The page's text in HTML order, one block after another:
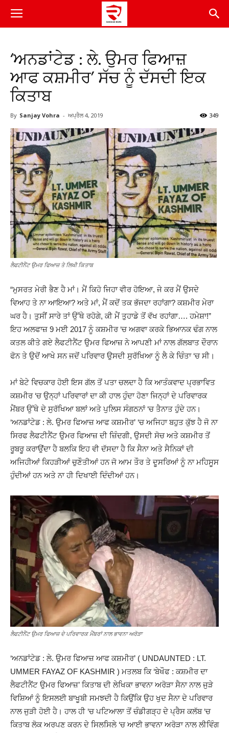
‘ਅਨਡਾਂਟੇਡ : ਲੇ. ਉਮਰ ਫਿਆਜ਼
ਆਫ ਕਸ਼ਮੀਰ’ ਸੱਚ ਨੂੰ ਦੱਸਦੀ ਇਕ
ਕਿਤਾਬ
By Sanjay Vohra - ਅਪ੍ਰੈਲ 4, 2019 349
ਲੈਫਟੀਨੈਂਟ ਉਮਰ ਫਿਆਜ਼ ਤੇ ਲਿਖੀ ਕਿਤਾਬ
“ਮੁਸਰਤ ਮੇਰੀ ਭੈਣ ਹੈ ਮਾਂ। ਮੈਂ ਕਿਹੋ ਜਿਹਾ ਵੀਰ ਹੋਇਆ, ਜੇ ਕਰ ਮੈਂ ਉਸਦੇ
ਵਿਆਹ ਤੇ ਨਾ ਆਇਆ? ਅਤੇ ਮਾਂ, ਮੈਂ ਕਦੋਂ ਤਕ ਭੱਜਦਾ ਰਹਾਂਗਾ? ਕਸ਼ਮੀਰ ਮੇਰਾ
ਘਰ ਹੈ। ਤੁਸੀਂ ਸਾਰੇ ਤਾਂ ਉੱਥੇ ਰਹੋਗੇ, ਕੀ ਮੈਂ ਤੁਹਾਡੇ ਤੋਂ ਵੱਖ ਰਹਾਂਗਾ…. ਹਮੇਸ਼ਾ!”
ਇਹ ਅਲਫਾਜ਼ 9 ਮਈ 2017 ਨੂੰ ਕਸ਼ਮੀਰ ‘ਚ ਅਗਵਾ ਕਰਕੇ ਭਿਆਨਕ ਢੰਗ ਨਾਲ
ਕਤਲ ਕੀਤੇ ਗਏ ਲੈਫਟੀਨੈਂਟ ਉਮਰ ਫਿਆਜ਼ ਨੇ ਆਪਣੀ ਮਾਂ ਨਾਲ ਗੱਲਬਾਤ ਦੌਰਾਨ
ਫੋਨ ਤੇ ਉਦੋਂ ਆਖੇ ਸਨ ਜਦੋਂ ਪਰਿਵਾਰ ਉਸਦੀ ਸੁਰੱਖਿਆ ਨੂੰ ਲੈ ਕੇ ਚਿੰਤਾ ‘ਚ ਸੀ।
ਮਾਂ ਬੇਟੇ ਵਿਚਕਾਰ ਹੋਈ ਇਸ ਗੱਲ ਤੋਂ ਪਤਾ ਚਲਦਾ ਹੈ ਕਿ ਆਤੰਕਵਾਦ ਪ੍ਰਭਾਵਿਤ
ਕਸ਼ਮੀਰ ‘ਚ ਉਨ੍ਹਾਂ ਪਰਿਵਾਰਾਂ ਦਾ ਕੀ ਹਾਲ ਹੁੰਦਾ ਹੋਣਾ ਜਿਨ੍ਹਾਂ ਦੇ ਪਰਿਵਾਰਕ
ਮੈਂਬਰ ਉੱਥੇ ਦੇ ਸੁਰੱਖਿਆ ਬਲਾਂ ਅਤੇ ਪੁਲਿਸ ਸੰਗਠਨਾਂ ‘ਚ ਤੈਨਾਤ ਹੁੰਦੇ ਹਨ।
‘ਅਨਡਾਂਟੇਡ : ਲੇ. ਉਮਰ ਫਿਆਜ਼ ਆਫ ਕਸ਼ਮੀਰ’ ‘ਚ ਅਜਿਹਾ ਬਹੁਤ ਕੁੱਝ ਹੈ ਜੋ ਨਾ
ਸਿਰਫ ਲੈਫਟੀਨੈਂਟ ਉਮਰ ਫਿਆਜ਼ ਦੀ ਜ਼ਿੰਦਗੀ, ਉਸਦੀ ਸੋਚ ਅਤੇ ਕਸ਼ਮੀਰ ਤੋਂ
ਰੂਬਰੂ ਕਰਾਉਂਦਾ ਹੈ ਬਲਕਿ ਇਹ ਵੀ ਦੱਸਦਾ ਹੈ ਕਿ ਸੈਨਾ ਅਤੇ ਸੈਨਿਕਾਂ ਦੀ
ਅਜਿਹੀਆਂ ਕਿਹੜੀਆਂ ਚੁਣੌਤੀਆਂ ਹਨ ਜੋ ਆਮ ਤੌਰ ਤੇ ਦੂਸਰਿਆਂ ਨੂੰ ਨਾ ਮਹਿਸੂਸ
ਹੁੰਦੀਆਂ ਹਨ ਅਤੇ ਨਾ ਹੀ ਦਿਖਾਈ ਦਿੰਦੀਆਂ ਹਨ।
ਲੈਫਟੀਨੈਂਟ ਉਮਰ ਫਿਆਜ਼ ਦੇ ਪਰਿਵਾਰਕ ਮੈਂਬਰਾਂ ਨਾਲ ਭਾਵਨਾ ਅਰੋੜਾ
‘ਅਨਡਾਂਟੇਡ : ਲੇ. ਉਮਰ ਫਿਆਜ਼ ਆਫ ਕਸ਼ਮੀਰ’ ( UNDAUNTED : LT.
UMMER FAYAZ OF KASHMIR ) ਮਤਲਬ ਕਿ ‘ਬੇਖੌਫ : ਕਸ਼ਮੀਰ ਦਾ
ਲੈਫਟੀਨੈਂਟ ਉਮਰ ਫਿਆਜ਼’ ਕਿਤਾਬ ਦੀ ਲੇਖਿਕਾ ਭਾਵਨਾ ਅਰੋੜਾ ਸੈਨਾ ਨਾਲ ਜੁੜੇ
ਵਿਸ਼ਿਆਂ ਨੂੰ ਇਸਲਈ ਬਾਖੂਬੀ ਸਮਝਦੀ ਹੈ ਕਿਉਂਕਿ ਉਹ ਖੁਦ ਸੈਨਾ ਦੇ ਪਰਿਵਾਰ
ਨਾਲ ਜੁੜੀ ਹੋਈ ਹੈ। ਹਾਲ ਹੀ ‘ਚ ਪਟਿਆਲਾ ਤੋਂ ਚੰਡੀਗੜ੍ਹ ਦੇ ਪ੍ਰੈਸ ਕਲੱਬ ‘ਚ
ਕਿਤਾਬ ਲੋਕ ਅਰਪਣ ਕਰਨ ਦੇ ਸਿਲਸਿਲੇ ‘ਚ ਆਈ ਭਾਵਨਾ ਅਰੋੜਾ ਨਾਲ ਲੀਵਿੰਗ